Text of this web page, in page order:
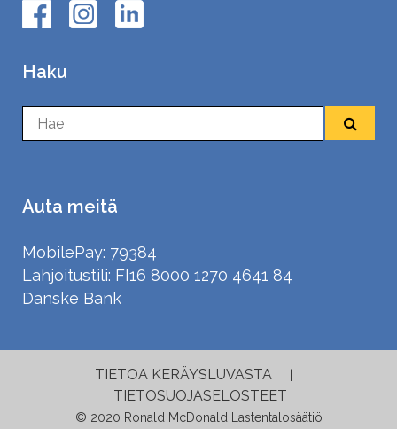
Haku
Auta meitä
MobilePay: 79384
Lahjoitustili: FI16 8000 1270 4641 84
Danske Bank
TIETOA KERÄYSLUVASTA
TIETOSUOJASELOSTEET
© 2020 Ronald McDonald Lastentalosäätiö